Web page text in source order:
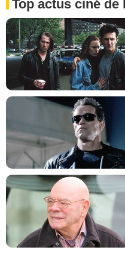
Top actus ciné de